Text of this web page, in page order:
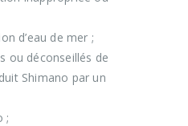
d’eau de mer ;
ou déconseillés de
Shimano par un
;